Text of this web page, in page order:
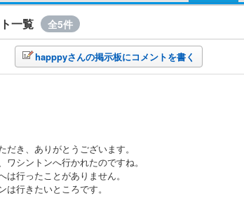
一覧 全5件
happpyさんの掲示板にコメントを書く
だき、ありがとうございます。
ワシントンへ行かれたのですね。
は行ったことがありません。
は行きたいところです。